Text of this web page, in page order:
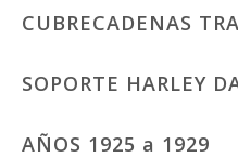
CUBRECADENAS
SOPORTE HARLEY
AÑOS 1925 a 1929